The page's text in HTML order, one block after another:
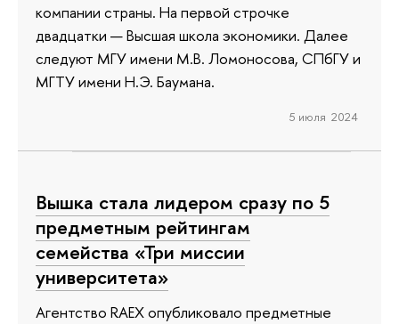
компании страны. На первой строчке
двадцатки — Высшая школа экономики. Далее
следуют МГУ имени М.В. Ломоносова, СПбГУ и
МГТУ имени Н.Э. Баумана.
5 июля 2024
Вышка стала лидером сразу по 5
предметным рейтингам
семейства «Три миссии
университета»
Агентство RAEX опубликовало предметные